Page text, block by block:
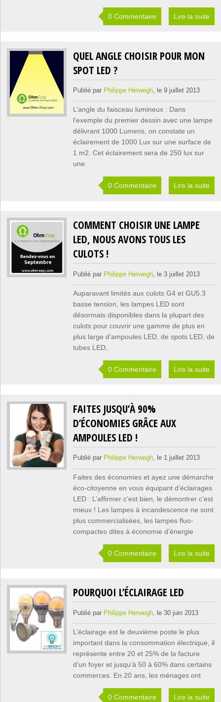
0 Commentaire Lire la suite
QUEL ANGLE CHOISIR POUR MON
SPOT LED ?
Publié par Philippe Herwegh, le 9 juillet 2013
L’angle du faisceau lumineux : Dans
l’exemple du premier dessin avec une lampe
délivrant 1000 Lumens, on constate un
éclairement de 1000 Lux sur une surface de
1 m2. Cet éclairement sera de 250 lux sur
une
0 Commentaire Lire la suite
COMMENT CHOISIR UNE LAMPE
LED, NOUS AVONS TOUS LES
CULOTS !
Publié par Philippe Herwegh, le 3 juillet 2013
Auparavant limités aux culots G4 et GU5.3
basse tension, les lampes LED sont
désormais disponibles dans la plupart des
culots pour couvrir une gamme de plus en
plus large d’ampoules LED, de spots LED, de
tubes LED,
0 Commentaire Lire la suite
FAITES JUSQU’À 90%
D’ÉCONOMIES GRÂCE AUX
AMPOULES LED !
Publié par Philippe Herwegh, le 1 juillet 2013
Faites des économies et ayez une démarche
éco-citoyenne en vous équipant d’éclairages
LED : L’affirmer c’est bien, le démontrer c’est
mieux ! Les lampes à incandescence ne sont
plus commercialisées, les lampes fluo-
compactes dites à économie d’énergie
0 Commentaire Lire la suite
POURQUOI L’ÉCLAIRAGE LED
Publié par Philippe Herwegh, le 30 juin 2013
L’éclairage est le deuxième poste le plus
important dans la consommation électrique, il
représente entre 20 et 25% de la facture
d’un foyer et jusqu’à 50 à 60% dans certains
commerces. En 20 ans, les ménages ont
0 Commentaire Lire la suite